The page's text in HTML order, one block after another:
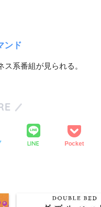
ンド
系番組が見られる。
LINE Pocket